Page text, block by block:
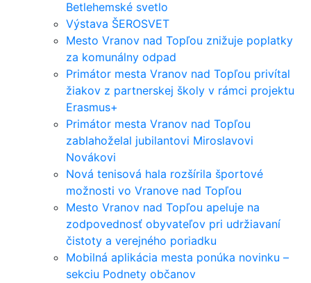
Betlehemské svetlo
Výstava ŠEROSVET
Mesto Vranov nad Topľou znižuje poplatky
za komunálny odpad
Primátor mesta Vranov nad Topľou privítal
žiakov z partnerskej školy v rámci projektu
Erasmus+
Primátor mesta Vranov nad Topľou
zablahoželal jubilantovi Miroslavovi
Novákovi
Nová tenisová hala rozšírila športové
možnosti vo Vranove nad Topľou
Mesto Vranov nad Topľou apeluje na
zodpovednosť obyvateľov pri udržiavaní
čistoty a verejného poriadku
Mobilná aplikácia mesta ponúka novinku –
sekciu Podnety občanov